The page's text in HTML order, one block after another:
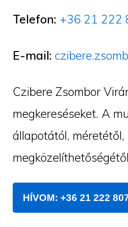
Telefon: +36 21 222
E-mail:
Czibere Zsombor
megkereséseket. A
állapotától,
HÍVOM: +36 21 222